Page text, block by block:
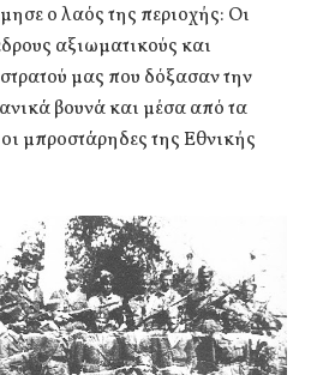
ο λαός της περιοχής: Οι
αξιωματικούς και
μας που δόξασαν την
βουνά και μέσα από τα
μπροστάρηδες της Εθνικής